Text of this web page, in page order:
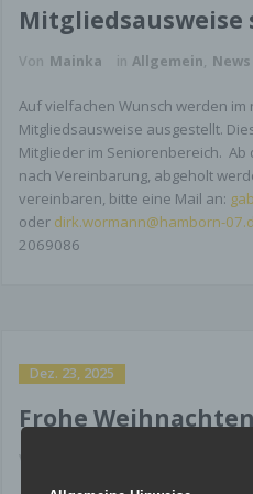
Von Mainka in Allgemein, News
Auf vielfachen Wunsch werden im
Mitgliedsausweise ausgestellt.
Mitglieder im Seniorenbereich. Ab
nach Vereinbarung, abgeholt
vereinbaren, bitte eine Mail an:
oder dirk.wormann@hamborn-
2069086
Dez. 23, 2025
Frohe Weihnachten
Von